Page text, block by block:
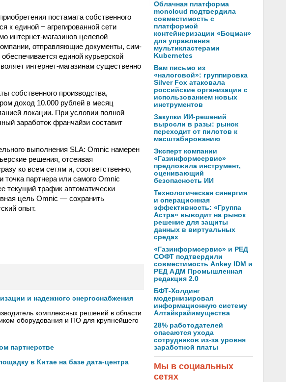
постамата собственного
единой − агрегированной сети
интернет-магазинов целевой
отправляющие документы, сим-
единой курьерской
интернет-магазинам существенно
собственного производства,
доход 10.000 рублей в месяц
локации. При условии полной
заработок франчайзи составит
выполнения SLA: Omnic намерен
решения, отсеивая
ко всем сетям и, соответственно,
партнера или самого Omnic
текущий трафик автоматически
цель Omnic — сохранить
опыт.
и надежного энергоснабжения
комплексных решений в области
оборудования и ПО для крупнейшего
партнерстве
в Китае на базе дата-центра
Облачная платформа
moncloud подтвердила
совместимость с
платформой
контейнеризации «Боцман»
для управления
мультикластерами
Kubernetes
Вам письмо из
«налоговой»: группировка
Silver Fox атаковала
российские организации с
использованием новых
инструментов
Закупки ИИ-решений
выросли в разы: рынок
переходит от пилотов к
масштабированию
Эксперт компании
«Газинформсервис»
предложила инструмент,
оценивающий
безопасность ИИ
Технологическая синергия
и операционная
эффективность: «Группа
Астра» выводит на рынок
решение для защиты
данных в виртуальных
средах
«Газинформсервис» и РЕД
СОФТ подтвердили
совместимость Ankey IDM и
РЕД АДМ Промышленная
редакция 2.0
БФТ-Холдинг
модернизировал
информационную систему
Алтайкрайимущества
28% работодателей
опасаются ухода
сотрудников из-за уровня
заработной платы
Мы в социальных
сетях